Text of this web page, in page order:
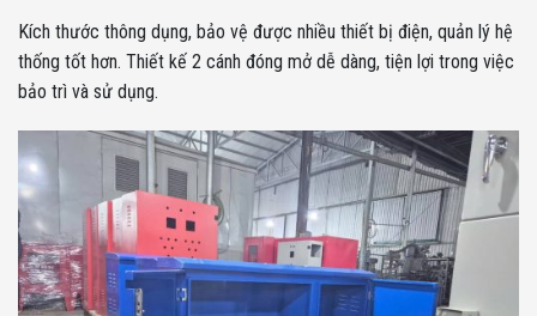
Kích thước thông dụng, bảo vệ được nhiều thiết bị điện, quản lý hệ
thống tốt hơn. Thiết kế 2 cánh đóng mở dễ dàng, tiện lợi trong việc
bảo trì và sử dụng.